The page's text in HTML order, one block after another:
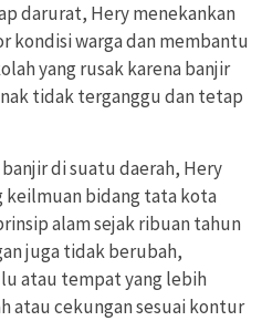
darurat, Hery menekankan
kondisi warga dan membantu
yang rusak karena banjir
tidak terganggu dan tetap
di suatu daerah, Hery
keilmuan bidang tata kota
alam sejak ribuan tahun
juga tidak berubah,
atau tempat yang lebih
atau cekungan sesuai kontur